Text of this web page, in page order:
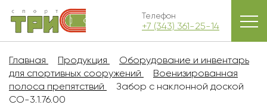
Телефон
+7 (343) 361-25-14
Главная Продукция
Оборудование и инвентарь
для спортивных сооружений
Военизированная
полоса препятствий
Забор с наклонной доской
СО-3.1.76.00